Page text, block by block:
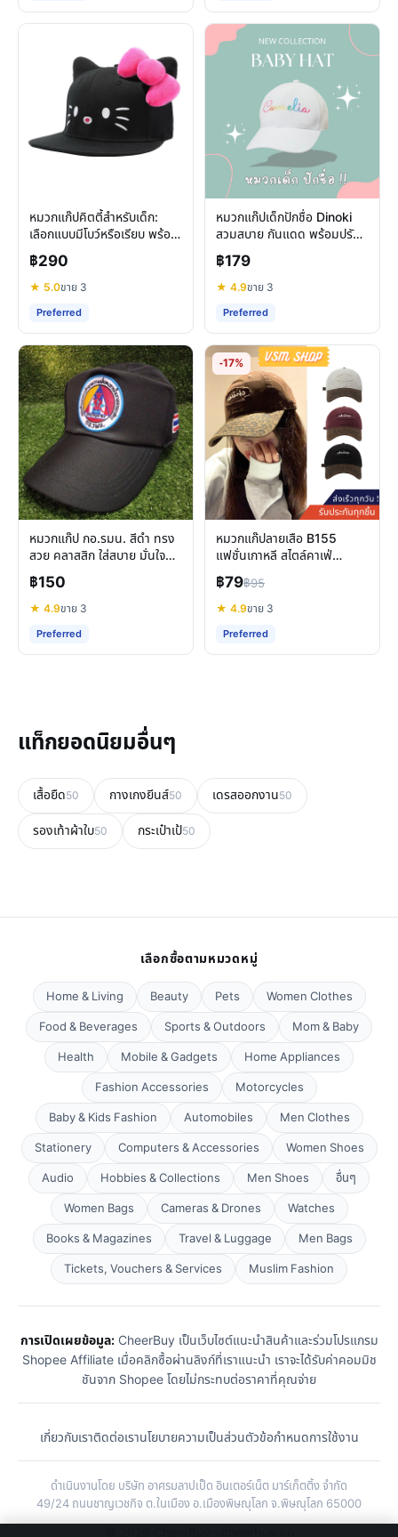
หมวกแก๊ปคิตตี้สำหรับเด็ก:
เลือกแบบมีโบว์หรือเรียบ พร้อม
คุณสมบัติกันแดด
฿290
★ 5.0ขาย 3
Preferred
หมวกแก๊ปเด็กปักชื่อ Dinoki
สวมสบาย กันแดด พร้อมปรับ
ขนาดได้
฿179
★ 4.9ขาย 3
Preferred
หมวกแก๊ป กอ.รมน. สีดำ ทรง
สวย คลาสสิก ใส่สบาย มั่นใจทุก
กิจกรรม
฿150
★ 4.9ขาย 3
Preferred
-17%
หมวกแก๊ปลายเสือ B155
แฟชั่นเกาหลี สไตล์คาเฟ่
กันแดด สวมใส่ได้ทุกวัน
฿79฿95
★ 4.9ขาย 3
Preferred
แท็กยอดนิยมอื่นๆ
เสื้อยืด50 กางเกงยีนส์50 เดรสออกงาน50
รองเท้าผ้าใบ50 กระเป๋าเป้50
เลือกซื้อตามหมวดหมู่
Home & Living Beauty Pets
Women Clothes
Food & Beverages
Sports & Outdoors
Mom & Baby
Health
Mobile & Gadgets
Home Appliances
Fashion Accessories
Motorcycles
Baby & Kids Fashion
Automobiles
Men Clothes
Stationery
Computers & Accessories
Women Shoes
Audio
Hobbies & Collections Men Shoes
อื่นๆ
Women Bags
Cameras & Drones
Watches
Books & Magazines
Travel & Luggage
Men Bags
Tickets, Vouchers & Services
Muslim Fashion
การเปิดเผยข้อมูล:CheerBuy เป็นเว็บไซต์แนะนำสินค้าและร่วมโปรแกรม
Shopee Affiliate เมื่อคลิกซื้อผ่านลิงก์ที่เราแนะนำ เราจะได้รับค่าคอมมิช
ชันจาก Shopee โดยไม่กระทบต่อราคาที่คุณจ่าย
เกี่ยวกับเราติดต่อเรานโยบายความเป็นส่วนตัวข้อกำหนดการใช้งาน
ดำเนินงานโดย บริษัท อาศรมลาปเป็ด อินเตอร์เน็ต มาร์เก็ตติ้ง จำกัด
49/24 ถนนชาญเวชกิจ ต.ในเมือง อ.เมืองพิษณุโลก จ.พิษณุโลก 65000